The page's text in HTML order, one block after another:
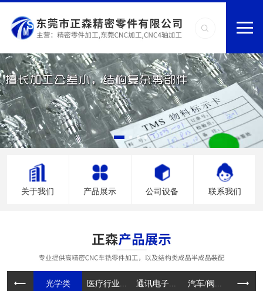
关于我们 产品展示 公司设备 联系我们
光学类 医疗行业... 通讯电子... 汽车/阀... 电动工